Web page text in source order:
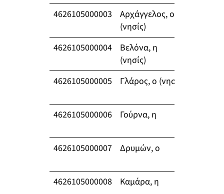
4626105000003
Αρχάγγελος, ο
(νησίς)
4626105000004
Βελόνα, η
(νησίς)
4626105000005 Γλάρος, ο (νησίς)
4626105000006 Γούρνα, η
4626105000007 Δρυμών, ο
4626105000008 Καμάρα, η